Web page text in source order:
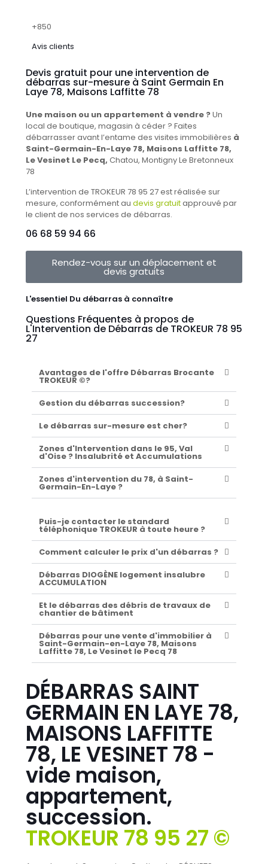
+850
Avis clients
Devis gratuit pour une intervention de
débarras sur-mesure à Saint Germain En
Laye 78, Maisons Laffitte 78
Une maison ou un appartement à vendre ?Un
local de boutique, magasin à céder ? Faites
débarrasser avant l’entame des visites immobilières à
Saint-Germain-En-Laye 78, Maisons Laffitte 78,
Le Vesinet Le Pecq, Chatou, Montigny Le Bretonneux
78
L’intervention de TROKEUR 78 95 27 est réalisée sur
mesure, conformément au devis gratuitapprouvé par
le client de nos services de débarras.
06 68 59 94 66​
Rendez-vous sur un déplacement et
devis gratuits
L'essentiel Du débarras à connaître
Questions Fréquentes à propos de
L'Intervention de Débarras de TROKEUR 78 95
27
Avantages de l'offre Débarras Brocante
TROKEUR ©?
Gestion du débarras succession?
Le débarras sur-mesure est cher?
Zones d'Intervention dans le 95, Val
d'Oise ? Insalubrité et Accumulations
Zones d'intervention du 78, à Saint-
Germain-En-Laye ?
Puis-je contacter le standard
téléphonique TROKEUR à toute heure ?
Comment calculer le prix d'un débarras ?
Débarras DIOGÈNE logement insalubre
ACCUMULATION
Et le débarras des débris de travaux de
chantier de bâtiment
Débarras pour une vente d'immobilier à
Saint-Germain-en-Laye 78, Maisons
Laffitte 78, Le Vesinet le Pecq 78
DÉBARRAS SAINT
GERMAIN EN LAYE 78,
MAISONS LAFFITTE
78, LE VESINET 78 -
vide maison,
appartement,
succession.
TROKEUR 78 95 27 ©